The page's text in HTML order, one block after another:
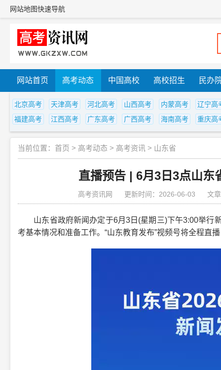
网站地图快速导航
网站首页 高考动态 中国高校 高校招生 民办
北京高考 天津高考 河北高考 山西高考 内蒙高考
辽宁高
福建高考
江西高考 广东高考 广西高考 海南高考 重庆高
当前位置： 首页 > 高考动态 > 高考资讯 > 山东省
直播预告 | 6月3日3点山东
高考资讯网 更新时间：2026-06-03 文
山东省政府新闻办定于6月3日(星期三)下午3:00举行
考基本情况和准备工作。“山东教育发布”视频号将全程直